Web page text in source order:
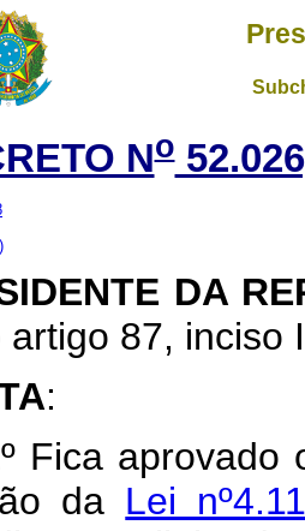
No
DA
87, inciso
:
aprovado o
da Lei